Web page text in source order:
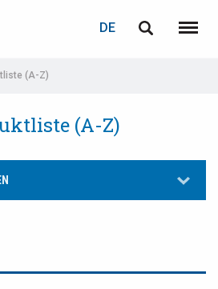
DE
Menü
(A-Z)
(A-Z)
Deutsch